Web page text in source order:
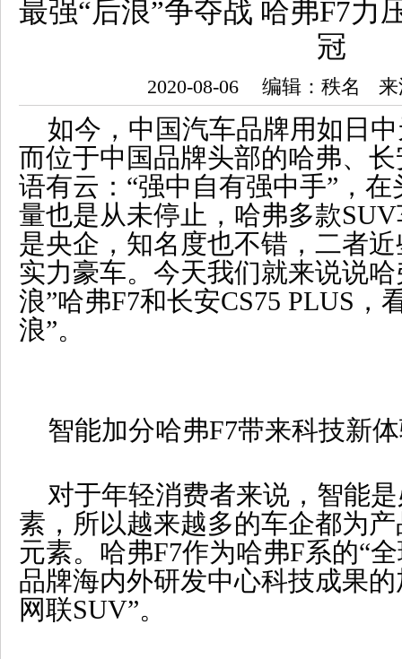
最强“后浪”争夺战 哈弗F7力
冠
2020-08-06 编辑：秩名
如今，中国汽车品牌用如日
而位于中国品牌头部的哈弗、
语有云：“强中自有强中手”，
量也是从未停止，哈弗多款
是央企，知名度也不错，二者
实力豪车。今天我们就来说说
浪”哈弗F7和长安CS75 PLUS，
浪”。
智能加分哈弗F7带来科技新
对于年轻消费者来说，智能
素，所以越来越多的车企都为
元素。哈弗F7作为哈弗F系的“
品牌海内外研发中心科技成果
网联SUV”。